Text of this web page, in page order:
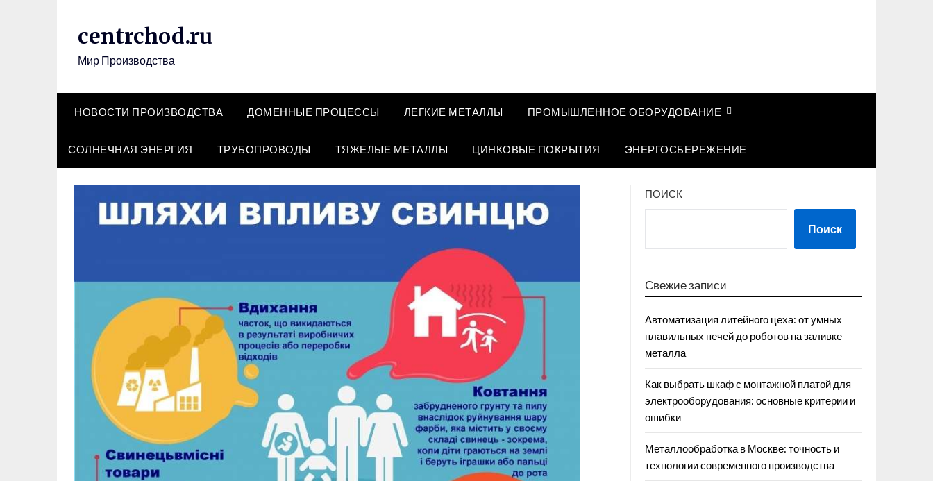
centrchod.ru
Мир Производства
НОВОСТИ ПРОИЗВОДСТВА ДОМЕННЫЕ ПРОЦЕССЫ ЛЕГКИЕ МЕТАЛЛЫ ПРОМЫШЛЕННОЕ ОБОРУДОВАНИЕ
СОЛНЕЧНАЯ ЭНЕРГИЯ ТРУБОПРОВОДЫ ТЯЖЕЛЫЕ МЕТАЛЛЫ ЦИНКОВЫЕ ПОКРЫТИЯ ЭНЕРГОСБЕРЕЖЕНИЕ
ПОИСК
Поиск
Свежие записи
Автоматизация литейного цеха: от умных
плавильных печей до роботов на заливке
металла
Как выбрать шкаф с монтажной платой для
электрооборудования: основные критерии и
ошибки
Металлообработка в Москве: точность и
технологии современного производства